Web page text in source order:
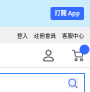
打開 App
客服中心
註冊會員
登入